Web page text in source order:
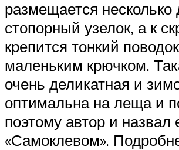
размещается несколько
стопорный узелок, а к
крепится тонкий
маленьким крючком.
очень деликатная и
оптимальна на леща и
поэтому автор и назвал
«Самоклевом».